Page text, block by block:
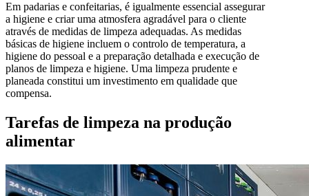
Em padarias e confeitarias, é igualmente essencial assegurar
a higiene e criar uma atmosfera agradável para o cliente
através de medidas de limpeza adequadas. As medidas
básicas de higiene incluem o controlo de temperatura, a
higiene do pessoal e a preparação detalhada e execução de
planos de limpeza e higiene. Uma limpeza prudente e
planeada constitui um investimento em qualidade que
compensa.
Tarefas de limpeza na produção
alimentar